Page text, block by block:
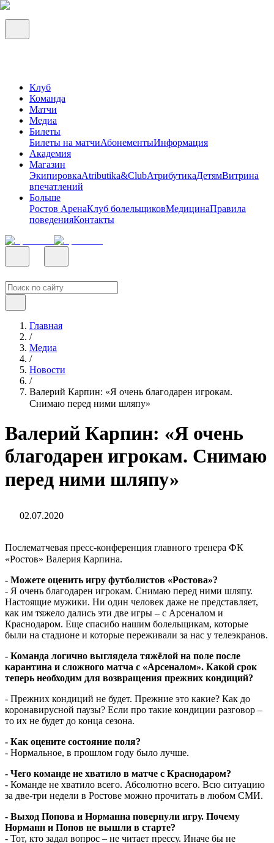
Клуб
Команда
Матчи
Медиа
Билеты
Билеты на матчиАбонементыИнформация
Академия
Магазин
ЭкипировкаAtributika&ClubАтрибутикаДетямВитрина
впечатлений
Больше
Ростов АренаКлуб болельщиковМедицинаПравила
поведенияКонтакты
Главная
/
Медиа
/
Новости
/
Валерий Карпин: «Я очень благодарен игрокам.
Снимаю перед ними шляпу»⁣⁣⠀
Валерий Карпин: «Я очень
благодарен игрокам. Снимаю
перед ними шляпу»⁣⁣⠀
02.07.2020
Послематчевая пресс-конференция главного тренера ФК
«Ростов» Валерия Карпина.⁣⁣⠀
- Можете оценить игру футболистов «Ростова»?
- Я очень благодарен игрокам. Снимаю перед ними шляпу.
Настоящие мужики. Ни один человек даже не представляет,
как им тяжело дались эти две игры – с Арсеналом и
Краснодаром. Еще спасибо нашим болельщикам, которые
были на стадионе и которые переживали за нас у телеэкранов.
- Команда логично выглядела тяжёлой на поле после
карантина и сложного матча с «Арсеналом». Какой срок
теперь необходим для возвращения прежних кондиций?
- Прежних кондиций не будет. Прежние это какие? Как до
коронавирусной паузы? Если про такие кондиции разговор –
то их не будет до конца сезона.
- Как оцените состояние поля?
- Нормальное, в прошлом году было лучше.
- Чего команде не хватило в матче с Краснодаром?
- Команде не хватило всего. Абсолютно всего. Всю ситуацию
за две-три недели в Ростове можно прочитать в любом СМИ.
- Выход Попова и Норманна повернули игру. Почему
Норманн и Попов не вышли в старте?
- Тот, кто задал вопрос – не читает прессу. Иначе бы не